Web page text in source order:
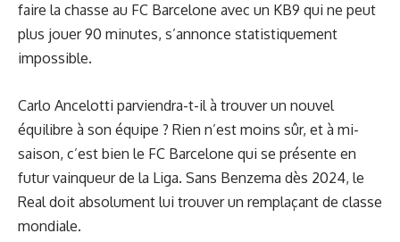
faire la chasse au FC Barcelone avec un KB9 qui ne peut
plus jouer 90 minutes, s’annonce statistiquement
impossible.
Carlo Ancelotti parviendra-t-il à trouver un nouvel
équilibre à son équipe ? Rien n’est moins sûr, et à mi-
saison, c’est bien le FC Barcelone qui se présente en
futur vainqueur de la Liga. Sans Benzema dès 2024, le
Real doit absolument lui trouver un remplaçant de classe
mondiale.